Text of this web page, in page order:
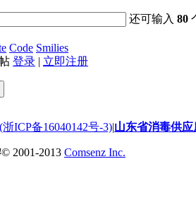
还可输入80
Code Smilies
登录 | 立即注册
(浙ICP备16040142号-3)|山东省消毒供
© 2001-2013 Comsenz Inc.